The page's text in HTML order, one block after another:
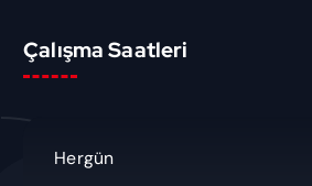
Çalışma Saatleri
Hergün